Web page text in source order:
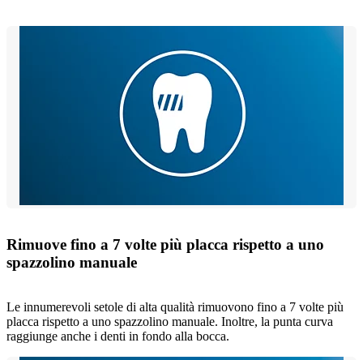
Rimuove fino a 7 volte più placca rispetto a uno
spazzolino manuale
Le innumerevoli setole di alta qualità rimuovono fino a 7 volte più
placca rispetto a uno spazzolino manuale. Inoltre, la punta curva
raggiunge anche i denti in fondo alla bocca.